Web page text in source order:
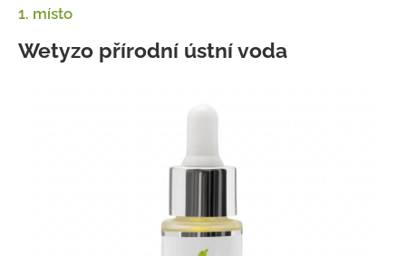
1. místo
Wetyzo přírodní ústní voda